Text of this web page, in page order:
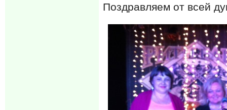
Поздравляем от всей